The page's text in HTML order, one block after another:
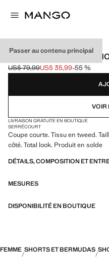
Passer au contenu principal
SHORT TWEED TAILLE
Prix initial barré [US$ 79,99 ]
US$ 79,99
Prix actuel [US$ 35,99 ]
US$ 35,99-55 %
Choisissez une couleur
VOIR
LIVRAISON GRATUITE EN BOUTIQUE
SERRÉCOURT
Coupe courte. Tissu en tweed.
côté. Total look. Produit en solde
DÉTAILS, COMPOSITION ET
MESURES
DISPONIBILITÉ EN BOUTIQUE
FEMME SHORTS ET BERMUDAS